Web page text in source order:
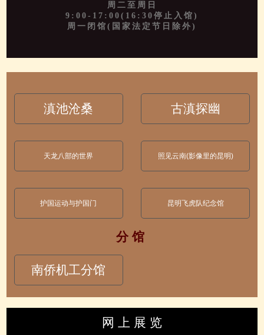
周二至周日
9:00-17:00(16:30停止入馆)
周一闭馆(国家法定节日除外)
滇池沧桑 古滇探幽
天龙八部的世界 照见云南(影像里的昆明)
护国运动与护国门 昆明飞虎队纪念馆
分 馆
南侨机工分馆
网 上 展 览